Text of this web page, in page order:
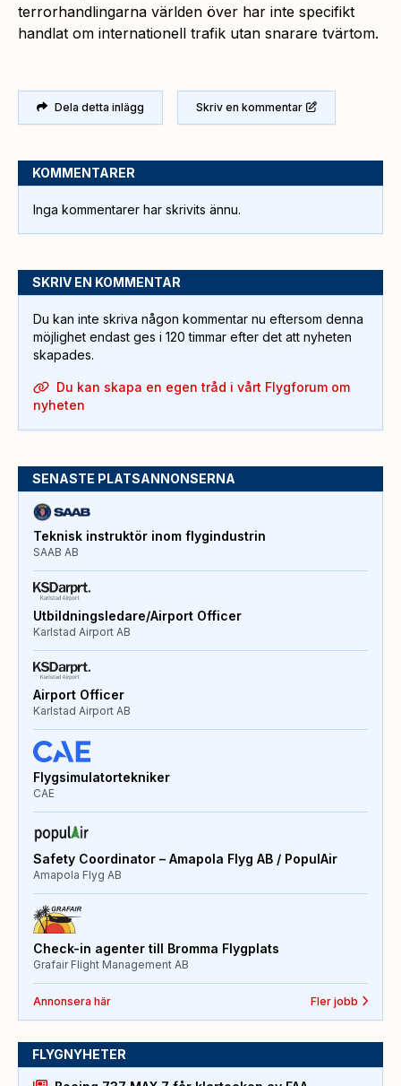
terrorhandlingarna världen över har inte specifikt
handlat om internationell trafik utan snarare tvärtom.
Dela detta inlägg Skriv en kommentar
KOMMENTARER
Inga kommentarer har skrivits ännu.
SKRIV EN KOMMENTAR
Du kan inte skriva någon kommentar nu eftersom denna
möjlighet endast ges i 120 timmar efter det att nyheten
skapades.
Du kan skapa en egen tråd i vårt Flygforum om
nyheten
SENASTE PLATSANNONSERNA
Teknisk instruktör inom flygindustrin
SAAB AB
Utbildningsledare/Airport Officer
Karlstad Airport AB
Airport Officer
Karlstad Airport AB
Flygsimulatortekniker
CAE
Safety Coordinator – Amapola Flyg AB / PopulAir
Amapola Flyg AB
Check-in agenter till Bromma Flygplats
Grafair Flight Management AB
Annonsera här Fler jobb
FLYGNYHETER